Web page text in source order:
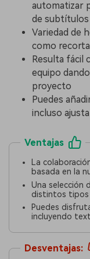
automatizar
de
Variedad de
como
Resulta fácil
equipo
proyecto
Puedes
incluso
Ventajas
La
basada en la
Una selección
distintos tipos
Puedes
incluyendo
Desventajas: